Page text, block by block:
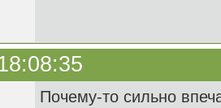
Почему-то сильно